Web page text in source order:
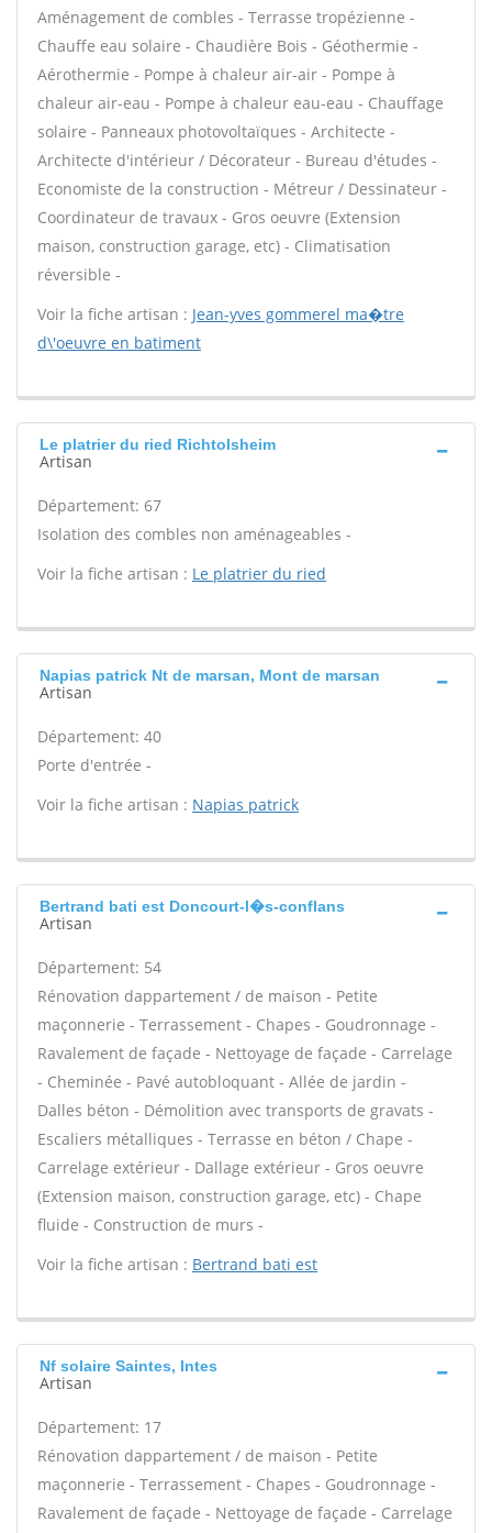
Aménagement de combles - Terrasse tropézienne -
Chauffe eau solaire - Chaudière Bois - Géothermie -
Aérothermie - Pompe à chaleur air-air - Pompe à
chaleur air-eau - Pompe à chaleur eau-eau - Chauffage
solaire - Panneaux photovoltaïques - Architecte -
Architecte d'intérieur / Décorateur - Bureau d'études -
Economiste de la construction - Métreur / Dessinateur -
Coordinateur de travaux - Gros oeuvre (Extension
maison, construction garage, etc) - Climatisation
réversible -
Voir la fiche artisan : Jean-yves gommerel ma�tre
d\'oeuvre en batiment
Le platrier du ried Richtolsheim
Artisan
Département: 67
Isolation des combles non aménageables -
Voir la fiche artisan : Le platrier du ried
Napias patrick Nt de marsan, Mont de marsan
Artisan
Département: 40
Porte d'entrée -
Voir la fiche artisan : Napias patrick
Bertrand bati est Doncourt-l�s-conflans
Artisan
Département: 54
Rénovation dappartement / de maison - Petite
maçonnerie - Terrassement - Chapes - Goudronnage -
Ravalement de façade - Nettoyage de façade - Carrelage
- Cheminée - Pavé autobloquant - Allée de jardin -
Dalles béton - Démolition avec transports de gravats -
Escaliers métalliques - Terrasse en béton / Chape -
Carrelage extérieur - Dallage extérieur - Gros oeuvre
(Extension maison, construction garage, etc) - Chape
fluide - Construction de murs -
Voir la fiche artisan : Bertrand bati est
Nf solaire Saintes, Intes
Artisan
Département: 17
Rénovation dappartement / de maison - Petite
maçonnerie - Terrassement - Chapes - Goudronnage -
Ravalement de façade - Nettoyage de façade - Carrelage